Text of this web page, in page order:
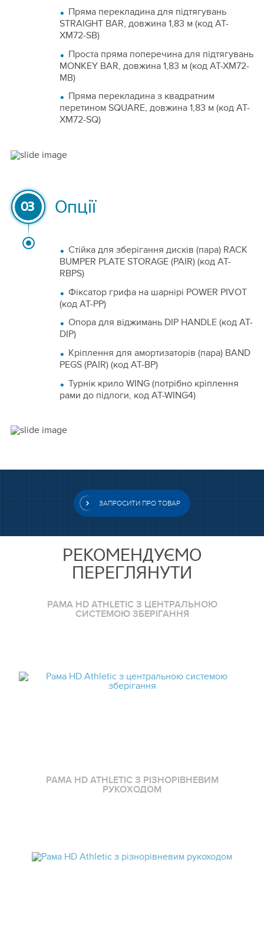
Пряма перекладина для підтягувань
STRAIGHT BAR, довжина 1,83 м (код AT-
XM72-SB)
Проста пряма поперечина для підтягувань
MONKEY BAR, довжина 1,83 м (код AT-XM72-
MB)
Пряма перекладина з квадратним
перетином SQUARE, довжина 1,83 м (код AT-
XM72-SQ)
03 Опції
Стійка для зберігання дисків (пара) RACK
BUMPER PLATE STORAGE (PAIR) (код AT-
RBPS)
Фіксатор грифа на шарнірі POWER PIVOT
(код AT-PP)
Опора для віджимань DIP HANDLE (код AT-
DIP)
Кріплення для амортизаторів (пара) BAND
PEGS (PAIR) (код AT-BP)
Турнік крило WING (потрібно кріплення
рами до підлоги, код AT-WING4)
ЗАПРОСИТИ ПРО ТОВАР
РЕКОМЕНДУЄМО
ПЕРЕГЛЯНУТИ
РАМА HD ATHLETIC З ЦЕНТРАЛЬНОЮ
СИСТЕМОЮ ЗБЕРІГАННЯ
РАМА HD ATHLETIC З РІЗНОРІВНЕВИМ
РУКОХОДОМ